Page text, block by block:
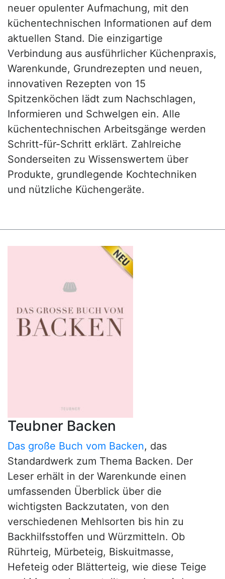
neuer opulenter Aufmachung, mit den
küchentechnischen Informationen auf dem
aktuellen Stand. Die einzigartige
Verbindung aus ausführlicher Küchenpraxis,
Warenkunde, Grundrezepten und neuen,
innovativen Rezepten von 15
Spitzenköchen lädt zum Nachschlagen,
Informieren und Schwelgen ein. Alle
küchentechnischen Arbeitsgänge werden
Schritt-für-Schritt erklärt. Zahlreiche
Sonderseiten zu Wissenswertem über
Produkte, grundlegende Kochtechniken
und nützliche Küchengeräte.
Teubner Backen
Das große Buch vom Backen, das
Standardwerk zum Thema Backen. Der
Leser erhält in der Warenkunde einen
umfassenden Überblick über die
wichtigsten Backzutaten, von den
verschiedenen Mehlsorten bis hin zu
Backhilfsstoffen und Würzmitteln. Ob
Rührteig, Mürbeteig, Biskuitmasse,
Hefeteig oder Blätterteig, wie diese Teige